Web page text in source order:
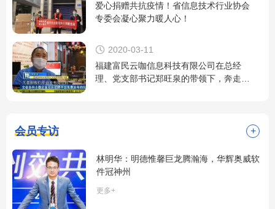
爱心捐赠共抗疫情！省信息技术行业协会
专委会凝心聚力暖人心！
 2020-03-11
福建富民云咖信息科技有限公司在总经
理、党支部书记郑旺泉的带领下，奔走在
会员专访 +
林明华：明德惟馨巨龙腾瀚海，华辉奥威软
件冠神州
更多+